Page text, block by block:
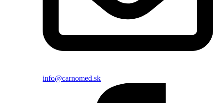
info@carnomed.sk